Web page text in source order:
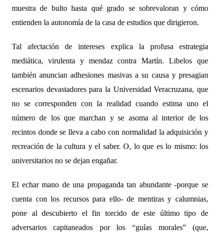
muestra de bulto hasta qué grado se sobrevaloran y cómo
entienden la autonomía de la casa de estudios que dirigieron.
Tal afectación de intereses explica la profusa estrategia
mediática, virulenta y mendaz contra Martín. Libelos que
también anuncian adhesiones masivas a su causa y presagian
escenarios devastadores para la Universidad Veracruzana, que
no se corresponden con la realidad cuando estima uno el
número de los que marchan y se asoma al interior de los
recintos donde se lleva a cabo con normalidad la adquisición y
recreación de la cultura y el saber. O, lo que es lo mismo: los
universitarios no se dejan engañar.
El echar mano de una propaganda tan abundante -porque se
cuenta con los recursos para ello- de mentiras y calumnias,
pone al descubierto el fin torcido de este último tipo de
adversarios capitaneados por los “guías morales” (que,